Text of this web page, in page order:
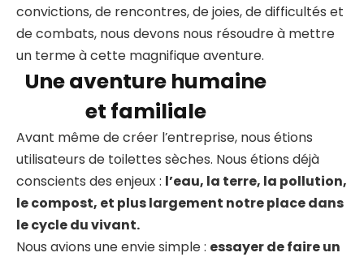
convictions, de rencontres, de joies, de difficultés et
de combats, nous devons nous résoudre à mettre
un terme à cette magnifique aventure.
Une aventure humaine
et familiale
Avant même de créer l’entreprise, nous étions
utilisateurs de toilettes sèches. Nous étions déjà
conscients des enjeux : l’eau, la terre, la pollution,
le compost, et plus largement notre place dans
le cycle du vivant.
Nous avions une envie simple : essayer de faire un